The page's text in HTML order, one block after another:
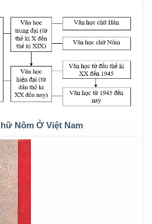
Nôm Ở Việt Nam